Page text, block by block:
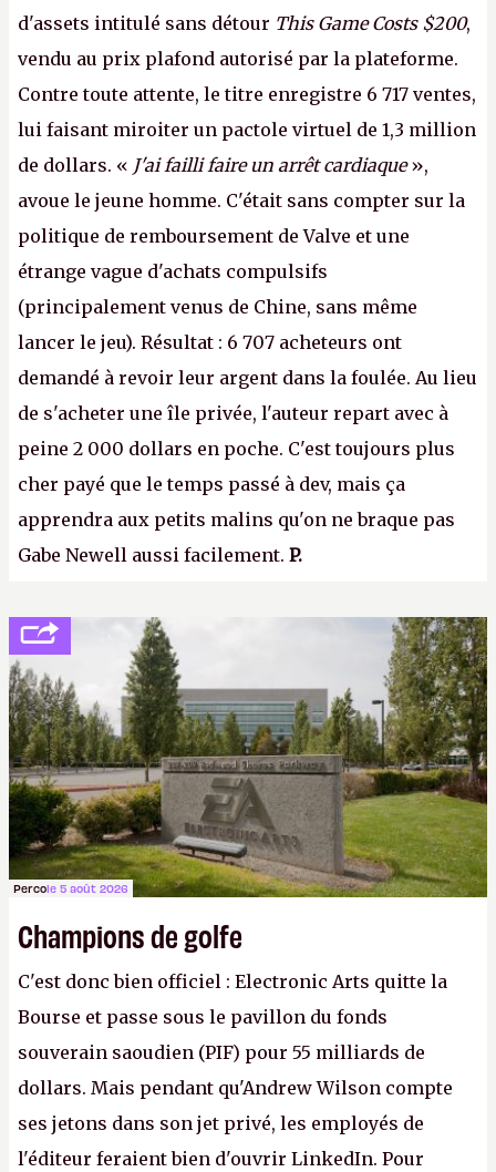
d'assets intitulé sans détour This Game Costs $200,
vendu au prix plafond autorisé par la plateforme.
Contre toute attente, le titre enregistre 6 717 ventes,
lui faisant miroiter un pactole virtuel de 1,3 million
de dollars. « J'ai failli faire un arrêt cardiaque»,
avoue le jeune homme. C'était sans compter sur la
politique de remboursement de Valve et une
étrange vague d'achats compulsifs
(principalement venus de Chine, sans même
lancer le jeu). Résultat : 6 707 acheteurs ont
demandé à revoir leur argent dans la foulée. Au lieu
de s'acheter une île privée, l'auteur repart avec à
peine 2 000 dollars en poche. C'est toujours plus
cher payé que le temps passé à dev, mais ça
apprendra aux petits malins qu'on ne braque pas
Gabe Newell aussi facilement. P.
Percole 5 août 2026
Champions de golfe
C'est donc bien officiel : Electronic Arts quitte la
Bourse et passe sous le pavillon du fonds
souverain saoudien (PIF) pour 55 milliards de
dollars. Mais pendant qu'Andrew Wilson compte
ses jetons dans son jet privé, les employés de
l'éditeur feraient bien d'ouvrir LinkedIn. Pour